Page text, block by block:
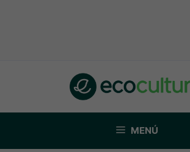
MENÚ